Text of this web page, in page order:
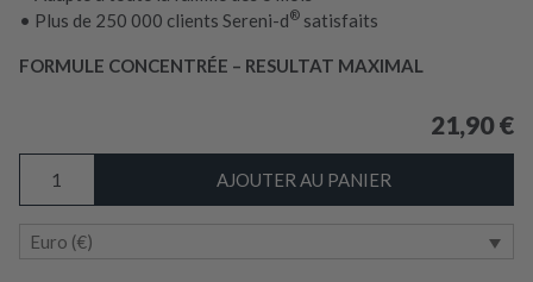
• Plus de 250 000 clients Sereni-d® satisfaits
FORMULE CONCENTRÉE – RESULTAT MAXIMAL
21,90€
POUX
AJOUTER AU PANIER
Euro (€)